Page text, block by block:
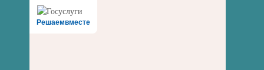
Решаемвместе